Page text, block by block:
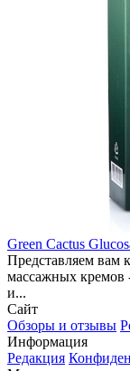
Green Cactus
Представляем вам
массажных кремов
и...
Сайт
Обзоры и отзывы
Информация
Редакция